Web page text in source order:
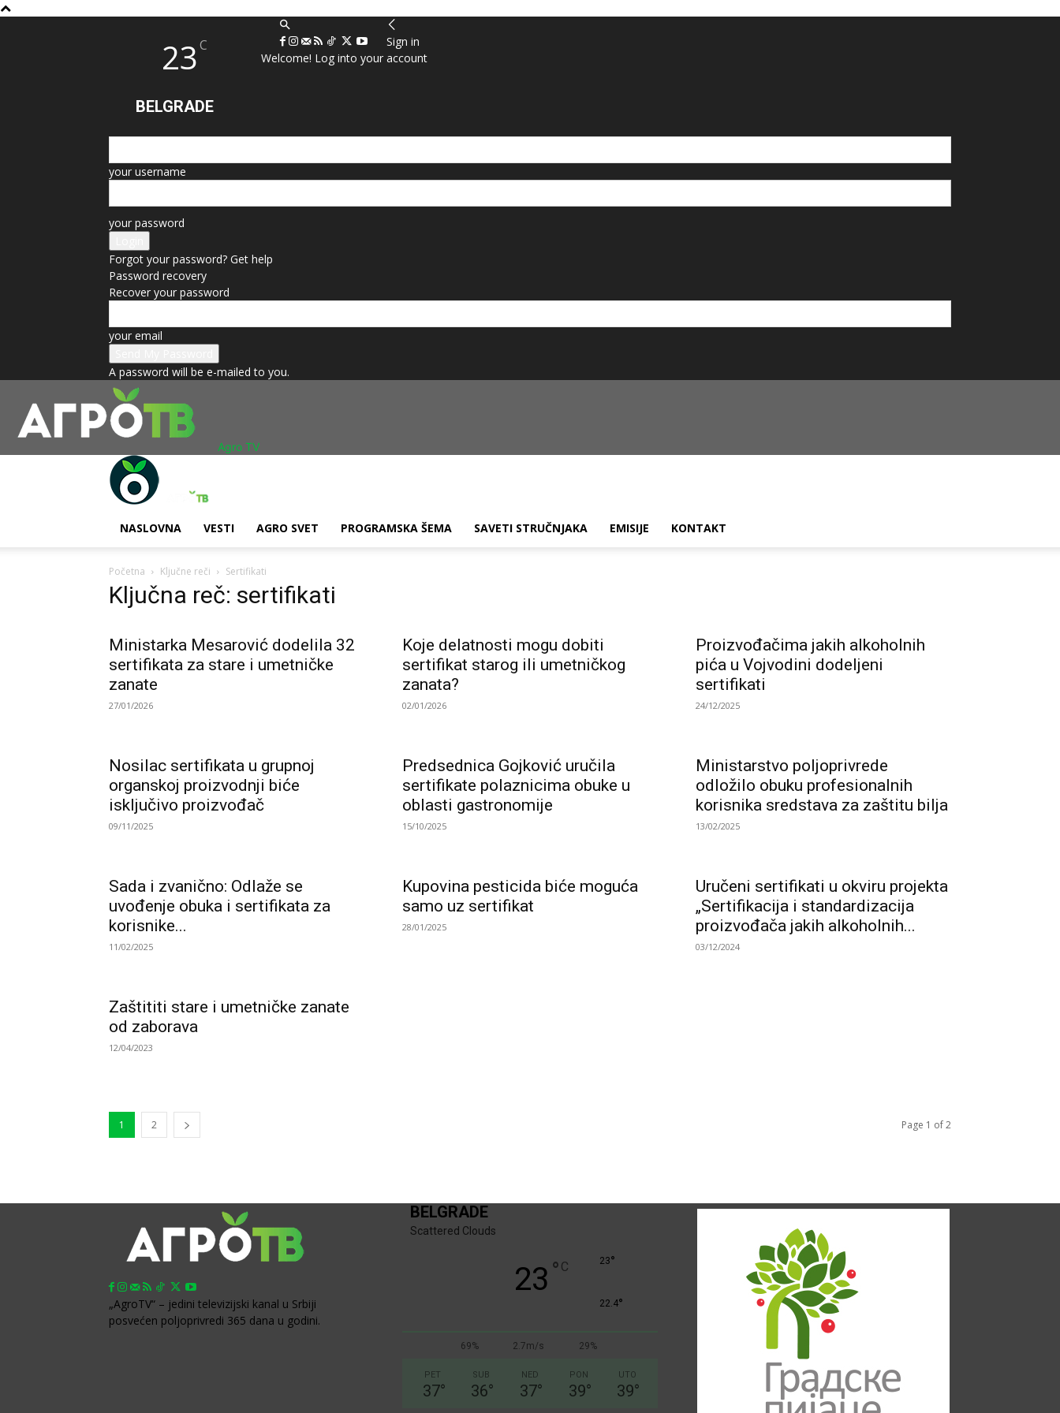
23C
BELGRADE
Sign in
Welcome! Log into your account
your username
your password
Forgot your password? Get help
Password recovery
Recover your password
your email
A password will be e-mailed to you.
Agro TV
NASLOVNA VESTI AGRO SVET PROGRAMSKA ŠEMA SAVETI STRUČNJAKA EMISIJE KONTAKT
Početna Ključne reči Sertifikati
Ključna reč: sertifikati
Ministarka Mesarović dodelila 32
sertifikata za stare i umetničke
zanate
27/01/2026
Koje delatnosti mogu dobiti
sertifikat starog ili umetničkog
zanata?
02/01/2026
Proizvođačima jakih alkoholnih
pića u Vojvodini dodeljeni
sertifikati
24/12/2025
Nosilac sertifikata u grupnoj
organskoj proizvodnji biće
isključivo proizvođač
09/11/2025
Predsednica Gojković uručila
sertifikate polaznicima obuke u
oblasti gastronomije
15/10/2025
Ministarstvo poljoprivrede
odložilo obuku profesionalnih
korisnika sredstava za zaštitu bilja
13/02/2025
Sada i zvanično: Odlaže se
uvođenje obuka i sertifikata za
korisnike...
11/02/2025
Kupovina pesticida biće moguća
samo uz sertifikat
28/01/2025
Uručeni sertifikati u okviru projekta
„Sertifikacija i standardizacija
proizvođača jakih alkoholnih...
03/12/2024
Zaštititi stare i umetničke zanate
od zaborava
12/04/2023
1 2 Page 1 of 2
„AgroTV“ – jedini televizijski kanal u Srbiji
posvećen poljoprivredi 365 dana u godini.
BELGRADE
Scattered Clouds
23 ° C 23°
22.4°
69% 2.7m/s 29%
PET
37°
SUB
36°
NED
37°
PON
39°
UTO
39°